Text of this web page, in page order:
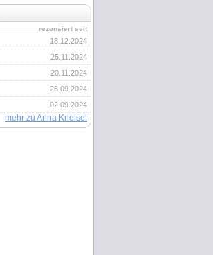
rezensiert seit
18.12.2024
25.11.2024
20.11.2024
26.09.2024
02.09.2024
mehr zu Anna Kneisel